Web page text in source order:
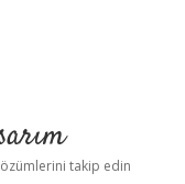
takip edin